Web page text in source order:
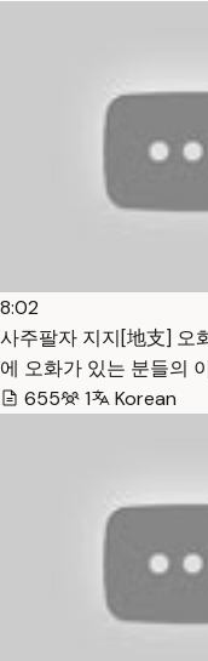
8:02
사주팔자 지지[地支] 오
에 오화가 있는 분들의
655
1 Korean